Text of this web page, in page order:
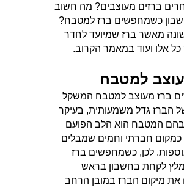
ברזים מעוצבים? מה חשוב
כשמחפשים ברז למטבח?
שונה מאשר ברז שמיועד לחדר
אלו ועוד במאמר הקרוב.
למטבח
ברז מעוצב למטבח המשקל
הברז גדל משמעותית, בעיקר
המטבח הוא הלב הפועם
חברתי וחמים שמבלים
לכן, כשמחפשים ברז
לקחת בחשבון בראש
את מיקום הברז במובן הרחב